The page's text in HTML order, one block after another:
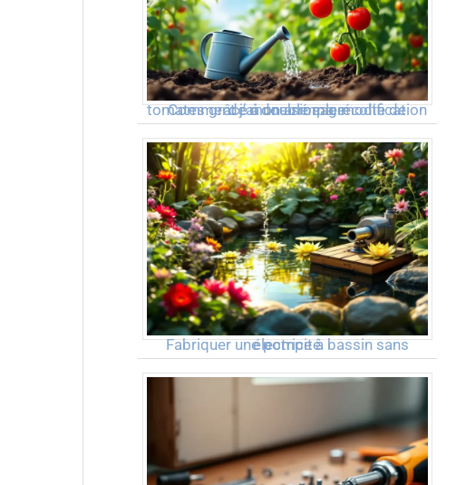
Comment j’ai doublé ma récolte de tomates grâce à une simple modification de mon arrosage
Fabriquer une pompe à bassin sans électricité